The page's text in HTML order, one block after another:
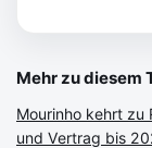
Mehr zu diesem
Mourinho kehrt zu
und Vertrag bis